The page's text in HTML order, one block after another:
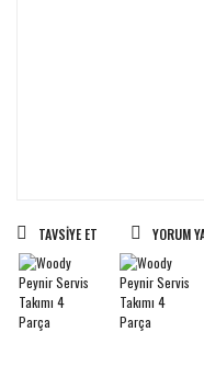
TAVSIYE ET YORUM